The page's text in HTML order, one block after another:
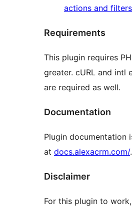
actions and filters
Requirements
This plugin requires
greater. cURL and intl
are required as well.
Documentation
Plugin documentation
at docs.alexacrm.com/.
Disclaimer
For this plugin to